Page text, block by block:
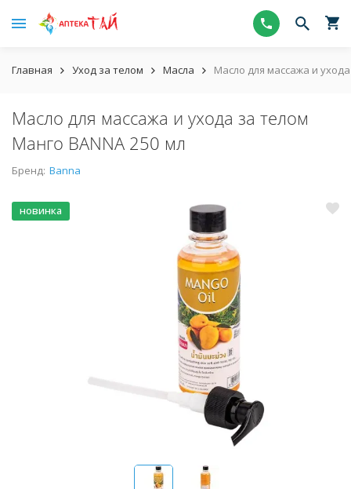
Главная Уход за телом Масла Масло для массажа и
Масло для массажа и ухода за телом
Манго BANNA 250 мл
Бренд: Banna
новинка